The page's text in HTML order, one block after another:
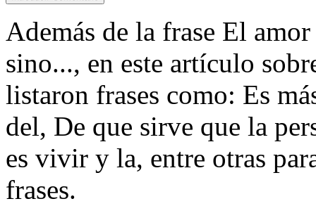
Además de la frase El
sino..., en este artículo
listaron frases como: Es
del, De que sirve que la
es vivir y la, entre otras
frases.